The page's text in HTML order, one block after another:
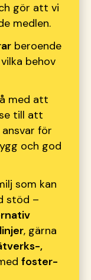
gör att vi
medlen.
beroende
behov
å med att
till att
för
och god
som kan
stöd –
, gärna
,
foster-